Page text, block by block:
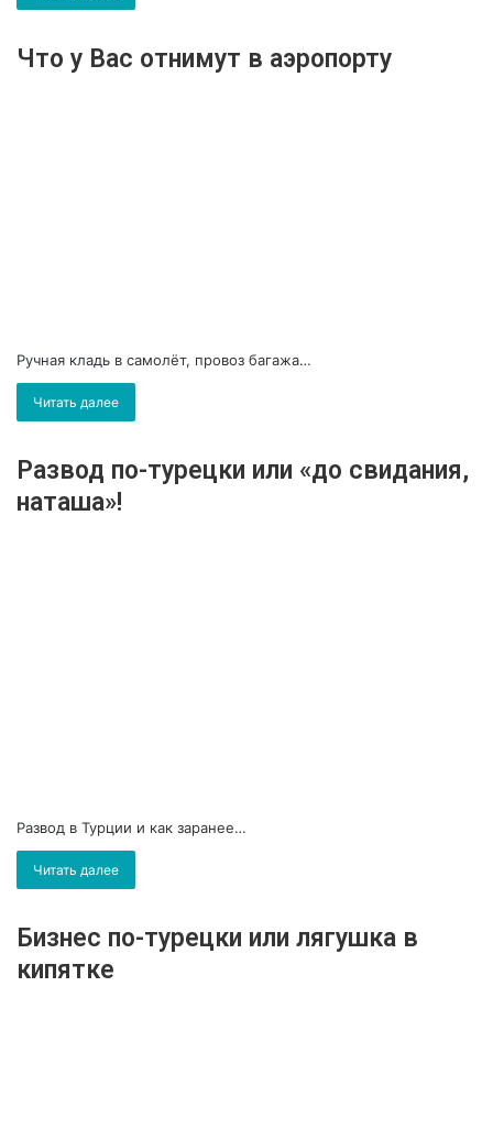
Что у Вас отнимут в аэропорту
Ручная кладь в самолёт, провоз багажа…
Читать далее
Развод по-турецки или «до свидания,
наташа»!
Развод в Турции и как заранее…
Читать далее
Бизнес по-турецки или лягушка в
кипятке